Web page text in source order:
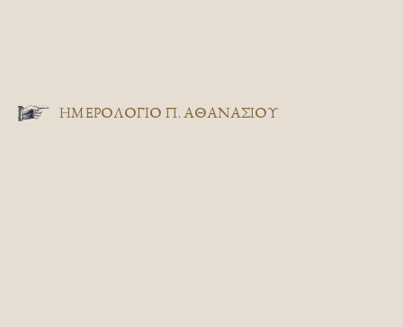
ΗΜΕΡΟΛΟΓΙΟ Π. ΑΘΑΝΑΣΙΟΥ